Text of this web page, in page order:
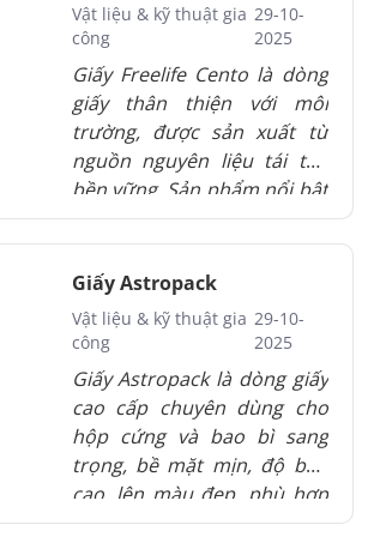
chất liệu lý tưởng cho
những sản phẩm cần sự
tinh tế và cá tính riêng. Đây
là lựa chọn hoàn hảo cho
các thương hiệu, studio và
xưởng in muốn tạo dấu ấn
khác biệt trong từng thiết
Vật liệu & kỹ thuật gia
công
29-10-
2025
Giấy Freelife Cento là dòng
giấy thân thiện với môi
trường, được sản xuất từ
nguồn nguyên liệu tái tạo
bền vững. Sản phẩm nổi bật
với chất lượng in ấn cao, bề
mặt mịn màng, độ bền tốt
và khả năng chống lem
mực. Freelife Cento không
chỉ giúp nâng cao giá trị
thẩm mỹ của ấn phẩm mà
còn góp phần bảo vệ môi
trường.
Giấy Astropack
Vật liệu & kỹ thuật gia
công
29-10-
2025
Giấy Astropack là dòng giấy
cao cấp chuyên dùng cho
hộp cứng và bao bì sang
trọng, bề mặt mịn, độ bền
cao, lên màu đẹp, phù hợp
in ấn chất lượng.